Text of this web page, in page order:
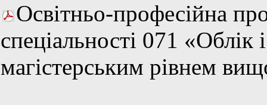
Освітньо-професійна
спеціальності 071 «Облік
магістерським рівнем